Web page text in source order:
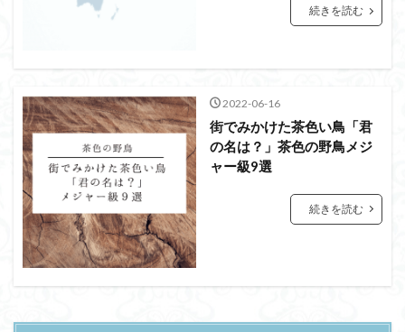
続きを読む
2022-06-16
街でみかけた茶色い鳥「君
の名は？」茶色の野鳥メジ
ャー級9選
続きを読む